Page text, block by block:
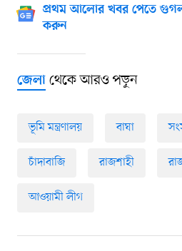
প্রথম আলোর খবর পেতে
করুন
জেলাথেকে আরও পড়ুন
ভূমি মন্ত্রণালয় বাঘা
চাঁদাবাজি রাজশাহী
আওয়ামী লীগ